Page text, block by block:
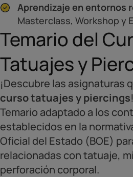
Aprendizaje en entornos
Masterclass, Workshop y
Temario del
Tatuajes y
¡Descubre las asignaturas
curso tatuajes y piercings!
Temario adaptado a los
establecidos en la
Oficial del Estado (BOE)
relacionadas con tatuaje,
perforación corporal.